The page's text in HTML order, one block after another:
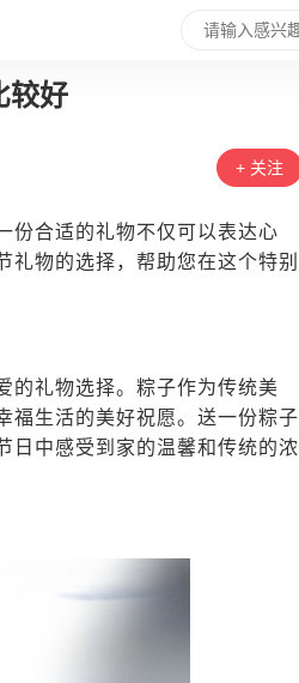
较好
+ 关注
份合适的礼物不仅可以表达心
礼物的选择，帮助您在这个特别
的礼物选择。粽子作为传统美
福生活的美好祝愿。送一份粽子
日中感受到家的温馨和传统的浓